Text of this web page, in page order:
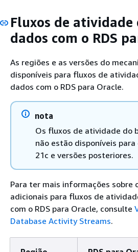
Fluxos de atividade
dados com o RDS
As regiões e as versões do
disponíveis para fluxos de
dados com o RDS para Oracle.
nota
Os fluxos de atividade do
não estão disponíveis
21c e versões posteriores.
Para ter mais informações sobre
adicionais para fluxos de
com o RDS para Oracle, consulte
Database Activity Streams.